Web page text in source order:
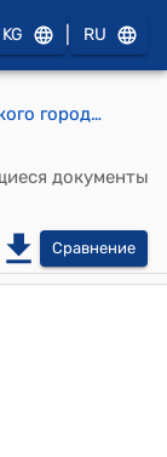
KG RU
ПОСТАНОВЛЕНИЕ Каракольского городского кенеша XXVIII созыва XXXVI-сессии 01 февраля 2024 года № 28-36/8 "Об утверждении уточненного плана и отчета об исполнении местного бюджета г.Каракол за 2023 год"
документы
Сравнение